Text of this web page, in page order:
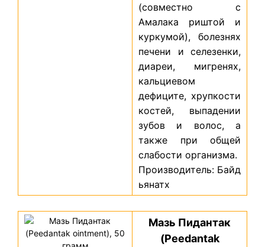
(совместно с
Амалака риштой и
куркумой), болезнях
печени и селезенки,
диареи, мигренях,
кальциевом
дефиците, хрупкости
костей, выпадении
зубов и волос, а
также при общей
слабости организма.
Производитель: Байд
ьянатх
Мазь Пидантак
(Peedantak